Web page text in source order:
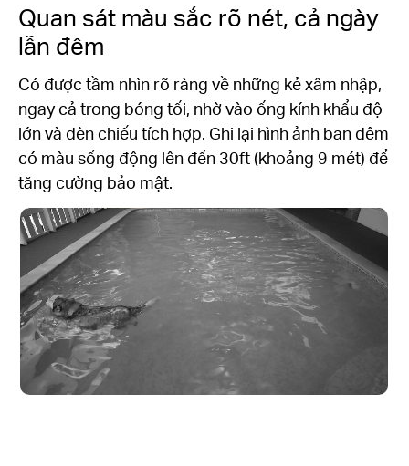
Quan sát màu sắc rõ nét, cả ngày
lẫn đêm
Có được tầm nhìn rõ ràng về những kẻ xâm nhập,
ngay cả trong bóng tối, nhờ vào ống kính khẩu độ
lớn và đèn chiếu tích hợp. Ghi lại hình ảnh ban đêm
có màu sống động lên đến 30ft (khoảng 9 mét) để
tăng cường bảo mật.